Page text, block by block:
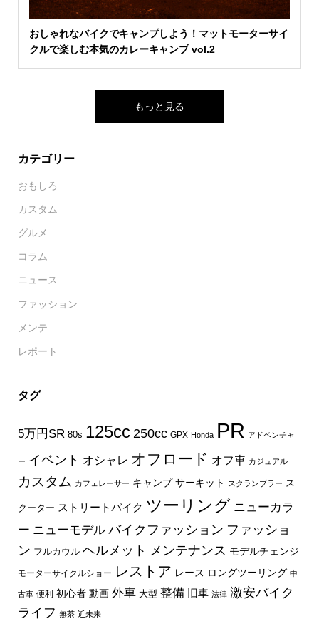
おしゃれなバイクでキャンプしよう！マットモーターサイ
クルで楽しむ本気のカレーキャンプ vol.2
もっと見る
カテゴリー
おもしろ
カスタム
グルメ
コラム
ニュース
ファッション
メンテ
レポート
タグ
5万円SR 80s 125cc 250cc GPX Honda PR アドベンチャ
ー イベント オシャレ オフロード オフ車 カジュアル
カスタム カフェレーサー キャンプ サーキット スクランブラー ス
クーター ストリートバイク ツーリング ニューカラ
ー ニューモデル バイクファッション ファッショ
ン フルカウル ヘルメット メンテナンス モデルチェンジ
モーターサイクルショー レストア レース ロングツーリング 中
古車 便利 初心者 動画 外車 大型 整備 旧車 法律 激安バイク
ライフ 無茶 近未来